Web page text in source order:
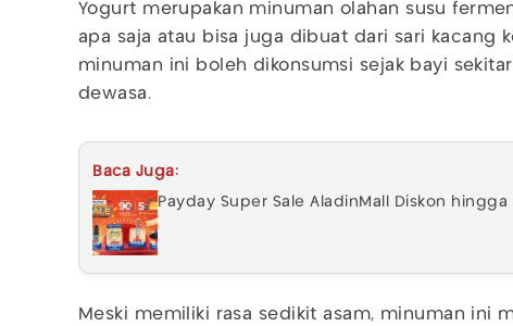
Yogurt merupakan minuman olahan susu
apa saja atau bisa juga dibuat dari sari kacang
minuman ini boleh dikonsumsi sejak bayi
dewasa.
Baca Juga:
Payday Super Sale AladinMall Diskon
Meski memiliki rasa sedikit asam, minuman ini